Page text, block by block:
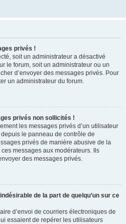
privés !
soit un administrateur a désactivé
le forum, soit un administrateur ou un
d’envoyer des messages privés. Pour
un administrateur du forum.
privés non sollicités !
les messages privés d’un utilisateur
le panneau de contrôle de
privés de manière abusive de la
messages aux modérateurs. Ils
des messages privés.
de la part de quelqu’un sur ce
d’envoi de courriers électroniques de
essaient de repérer les utilisateurs